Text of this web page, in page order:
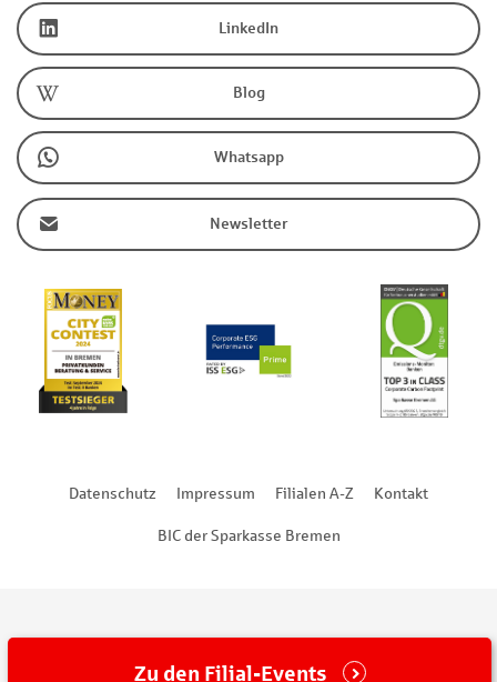
Zu den Filial-Events
LinkedIn
Blog
Whatsapp
Newsletter
Datenschutz Impressum Filialen A-Z Kontakt
BIC der Sparkasse Bremen